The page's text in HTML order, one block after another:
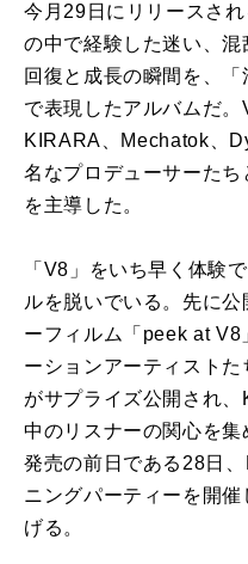
今月29日にリリースさ
の中で経験した迷い、
回復と成長の瞬間を、
で表現したアルバムだ
KIRARA、Mechatok、
名なプロデューサーた
を主導した。
「V8」をいち早く体験
ルを脱いでいる。先に
ーフィルム「peek at V8
ーションアーティスト
がサプライズ公開され
中のリスナーの関心を
発売の前日である28日
ニングパーティーを開
げる。